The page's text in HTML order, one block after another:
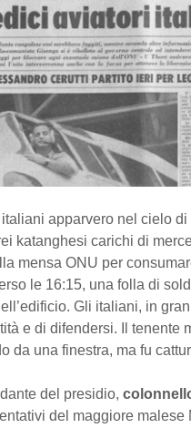
apparvero nel cielo
katanghesi carichi di
mensa ONU per
le 16:15, una folla di
Gli italiani, in
e di difendersi. Il tenente
da una finestra, ma fu
del presidio,
del maggiore